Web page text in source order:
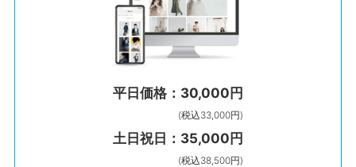
平日価格：30,000円
(税込33,000円)
土日祝日：35,000円
(税込38,500円)